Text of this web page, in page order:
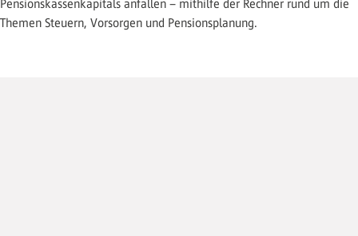
Pensionskassenkapitals anfallen – mithilfe der Rechner rund um die
Themen Steuern, Vorsorgen und Pensionsplanung.